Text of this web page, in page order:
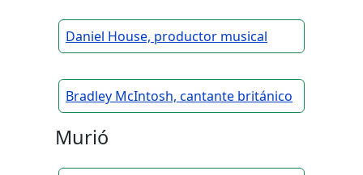
Daniel House, productor musical
Bradley McIntosh, cantante británico
Murió